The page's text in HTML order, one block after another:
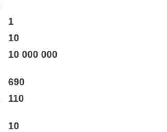
1
10
10 000 000
690
110
10